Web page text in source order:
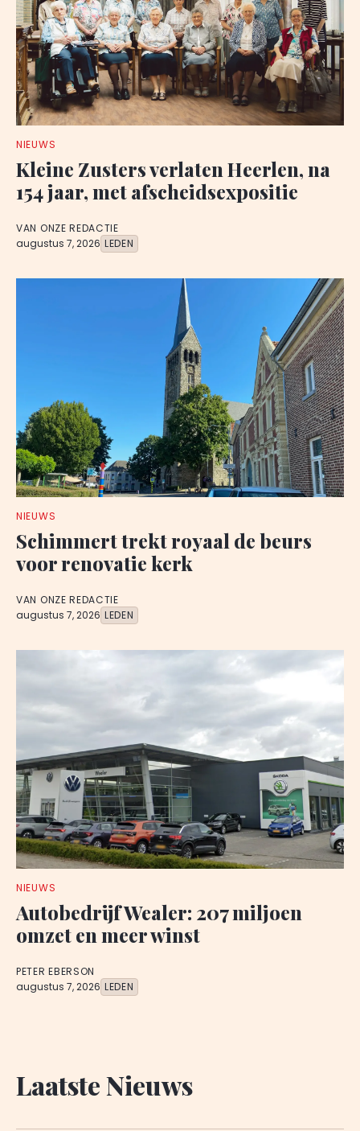
NIEUWS
Kleine Zusters verlaten Heerlen, na
154 jaar, met afscheidsexpositie
VAN ONZE REDACTIE
augustus 7, 2026 LEDEN
NIEUWS
Schimmert trekt royaal de beurs
voor renovatie kerk
VAN ONZE REDACTIE
augustus 7, 2026 LEDEN
NIEUWS
Autobedrijf Wealer: 207 miljoen
omzet en meer winst
PETER EBERSON
augustus 7, 2026 LEDEN
Laatste Nieuws